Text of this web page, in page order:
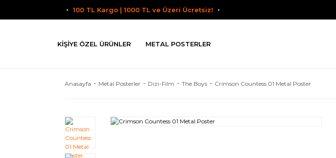
100 TL Kargo | 1000 TL ve Üzeri Ücretsiz!
KIŞIYE ÖZEL ÜRÜNLER METAL POSTERLER
Anasayfa Metal Posterler Dizi-Film The Boys Crimson Countess 01 Metal Poster